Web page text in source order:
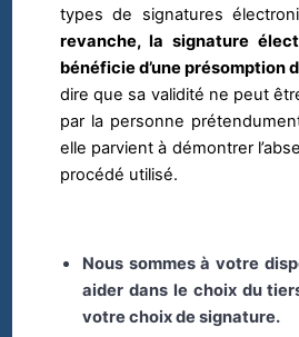
types de signatures
revanche, la signature
bénéficie d’une présomption
dire que sa validité ne peut
par la personne
elle parvient à démontrer
procédé utilisé.
Nous sommes à votre
aider dans le choix du
votre choix de signature.